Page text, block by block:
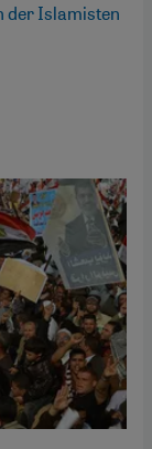
der Islamisten